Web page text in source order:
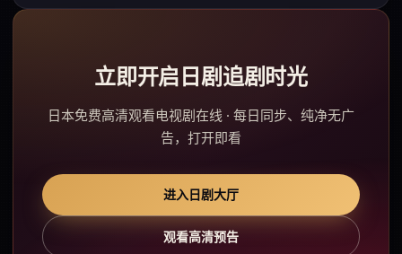
立即开启日剧追剧时光
日本免费高清观看电视剧在线 · 每日同步、纯净无广
告，打开即看
进入日剧大厅
观看高清预告